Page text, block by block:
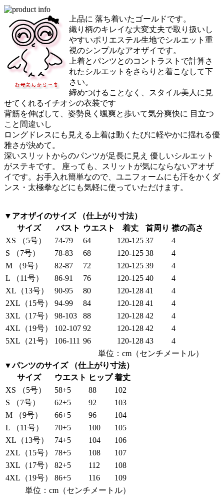
上品に 落ち着いたゴールドです。
織り柄のキレイな大変丈夫で取り扱いし
やすいポリエステル生地でシルエット重
視のシンプルなアオザイです。
上着とパンツとのコントラストで計算さ
れたシルエットをさらりと着こなして下
さい。
締めつけることなく、スタイル美人に見
せてくれるイチオシの衣装です
背筋を伸ばして、姿勢良く颯爽と歩いて気分爽快に 目立つ
こと間違いし
ロングドレスにも見える上着は動くたびに軽やかに揺れる優
雅さが決めて。
深いスリットからのパンツが足長に見え 優しいシルエット
がステキです。 座っても、スリットが気にならないアオザ
イです。お手入れ簡単なので、ユニフォームにも汗をかくダ
ンス・太極拳などにも気軽に使っていただけます。
▼アオザイのサイズ （仕上がり寸法）
サイズ
バスト ウエスト 着丈 首周り 襟の高さ
XS （5号）
74-79 64 120-125 37
4
S （7号）
78-83 68 120-125 38
4
M （9号）
82-87 72 120-125 39
4
L （11号）
86-91 76 120-125 40
4
XL（13号）
90-95 80 120-128 41
4
2XL（15号）
94-99 84 120-128 41
4
3XL（17号）
98-103 88 120-128 42
4
4XL（19号）
102-107 92 120-128 42
4
5XL（21号）
106-111 96 120-128 43
4
単位：cm（センチメートル）
▼パンツのサイズ （仕上がり寸法）
サイズ
ウエスト ヒップ 着丈
XS （5号）
58+5 88
102
S （7号）
62+5 92
103
M （9号）
66+5 96
104
L （11号）
70+5 100
105
XL（13号）
74+5 104
106
2XL（15号）
78+5 108
107
3XL（17号）
82+5 112
108
4XL（19号）
86+5 116
109
単位：cm（センチメートル）